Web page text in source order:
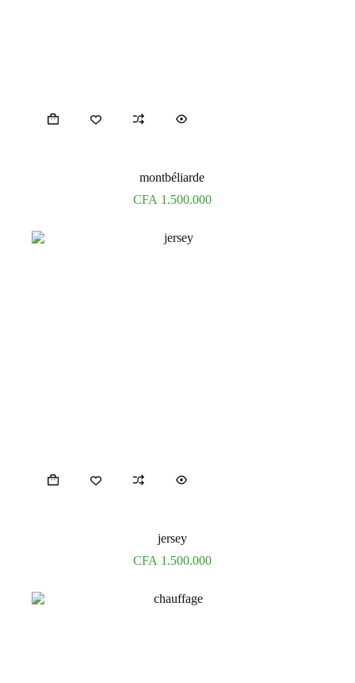
montbéliarde
CFA 1.500.000
jersey
CFA 1.500.000